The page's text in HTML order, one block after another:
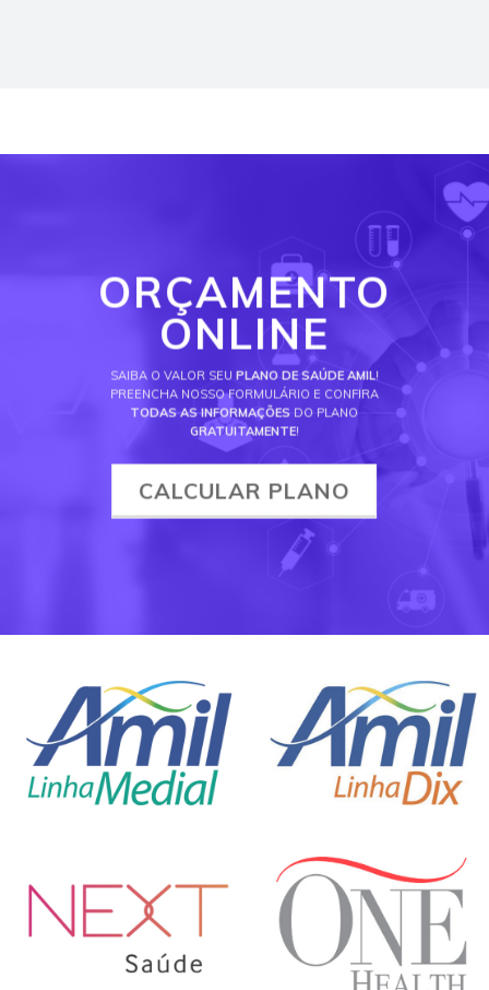
ORÇAMENTO
ONLINE
SAIBA O VALOR SEU PLANO DE SAÚDE AMIL!
PREENCHA NOSSO FORMULÁRIO E CONFIRA
TODAS AS INFORMAÇÕES DO PLANO
GRATUITAMENTE!
CALCULAR PLANO